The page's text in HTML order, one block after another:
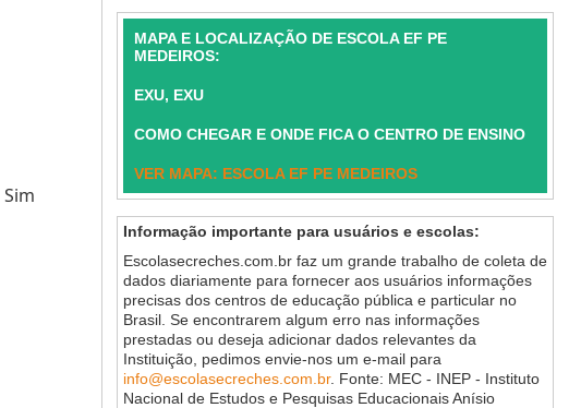
Sim
MAPA E LOCALIZAÇÃO DE ESCOLA EF PE
MEDEIROS:
EXU, EXU
COMO CHEGAR E ONDE FICA O CENTRO DE ENSINO
VER MAPA: ESCOLA EF PE MEDEIROS
Informação importante para usuários e escolas:
Escolasecreches.com.br faz um grande trabalho de coleta de
dados diariamente para fornecer aos usuários informações
precisas dos centros de educação pública e particular no
Brasil. Se encontrarem algum erro nas informações
prestadas ou deseja adicionar dados relevantes da
Instituição, pedimos envie-nos um e-mail para
info@escolasecreches.com.br. Fonte: MEC - INEP - Instituto
Nacional de Estudos e Pesquisas Educacionais Anísio